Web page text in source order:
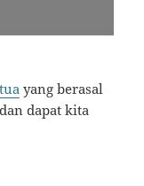
yang berasal
dapat kita